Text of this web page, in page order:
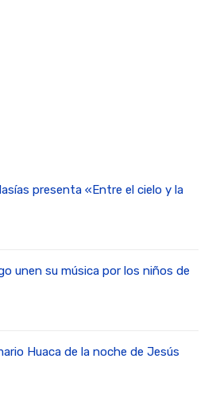
presenta «Entre el cielo y la
unen su música por los niños de
Huaca de la noche de Jesús